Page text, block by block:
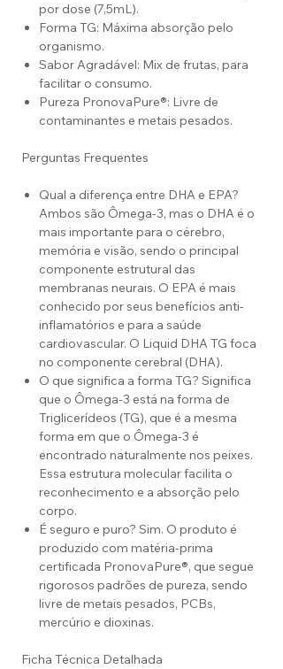
por dose (7,5mL).
Forma TG: Máxima absorção pelo
organismo.
Sabor Agradável: Mix de frutas, para
facilitar o consumo.
Pureza PronovaPure®: Livre de
contaminantes e metais pesados.
Perguntas Frequentes
Qual a diferença entre DHA e EPA?
Ambos são Ômega-3, mas o DHA é o
mais importante para o cérebro,
memória e visão, sendo o principal
componente estrutural das
membranas neurais. O EPA é mais
conhecido por seus benefícios anti-
inflamatórios e para a saúde
cardiovascular. O Liquid DHA TG foca
no componente cerebral (DHA).
O que significa a forma TG? Significa
que o Ômega-3 está na forma de
Triglicerídeos (TG), que é a mesma
forma em que o Ômega-3 é
encontrado naturalmente nos peixes.
Essa estrutura molecular facilita o
reconhecimento e a absorção pelo
corpo.
É seguro e puro? Sim. O produto é
produzido com matéria-prima
certificada PronovaPure®, que segue
rigorosos padrões de pureza, sendo
livre de metais pesados, PCBs,
mercúrio e dioxinas.
Ficha Técnica Detalhada